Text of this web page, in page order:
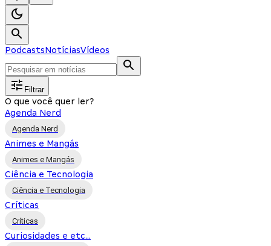
PodcastsNotíciasVídeos
Filtrar
O que você quer ler?
Agenda Nerd
Agenda Nerd
Animes e Mangás
Animes e Mangás
Ciência e Tecnologia
Ciência e Tecnologia
Críticas
Críticas
Curiosidades e etc...